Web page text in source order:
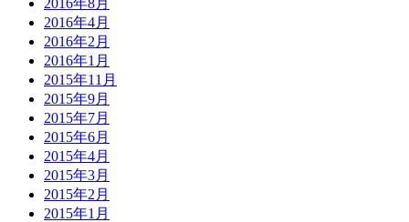
2016年4月
2016年2月
2016年1月
2015年11月
2015年9月
2015年7月
2015年6月
2015年4月
2015年3月
2015年2月
2015年1月